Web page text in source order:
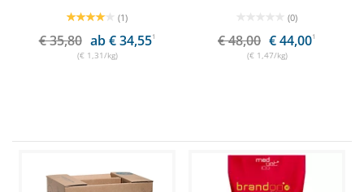
(1)
€ 35,80 ab € 34,551
(€ 1,31/kg)
(0)
€ 48,00 € 44,001
(€ 1,47/kg)